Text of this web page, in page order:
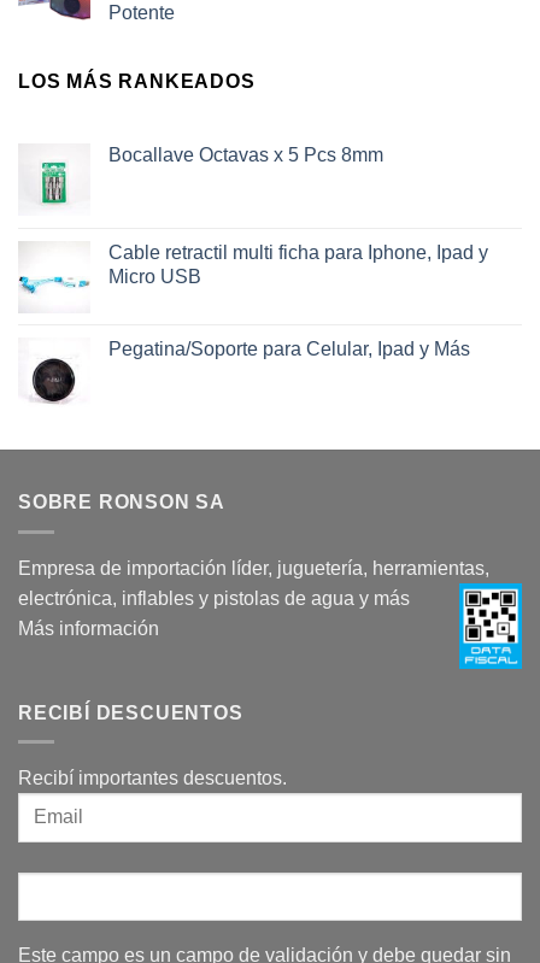
Potente
LOS MÁS RANKEADOS
Bocallave Octavas x 5 Pcs 8mm
Cable retractil multi ficha para Iphone, Ipad y
Micro USB
Pegatina/Soporte para Celular, Ipad y Más
SOBRE RONSON SA
Empresa de importación líder, juguetería, herramientas,
electrónica, inflables y pistolas de agua y más
Más información
RECIBÍ DESCUENTOS
Recibí importantes descuentos.
Este campo es un campo de validación y debe quedar sin